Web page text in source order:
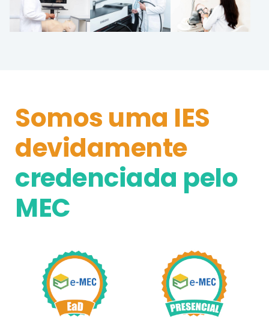
Somos uma IES
devidamente
credenciada pelo
MEC